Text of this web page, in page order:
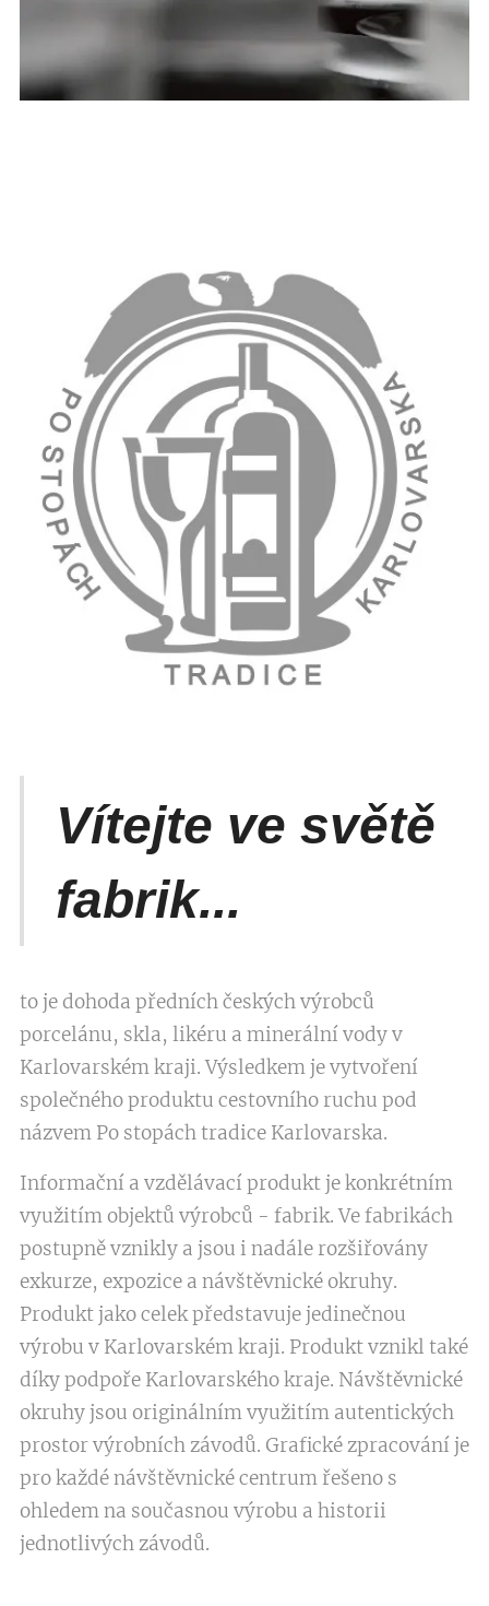
Vítejte ve světě
fabrik...
to je dohoda předních českých výrobců
porcelánu, skla, likéru a minerální vody v
Karlovarském kraji. Výsledkem je vytvoření
společného produktu cestovního ruchu pod
názvem Po stopách tradice Karlovarska.
Informační a vzdělávací produkt je konkrétním
využitím objektů výrobců - fabrik. Ve fabrikách
postupně vznikly a jsou i nadále rozšiřovány
exkurze, expozice a návštěvnické okruhy.
Produkt jako celek představuje jedinečnou
výrobu v Karlovarském kraji. Produkt vznikl také
díky podpoře Karlovarského kraje. Návštěvnické
okruhy jsou originálním využitím autentických
prostor výrobních závodů. Grafické zpracování je
pro každé návštěvnické centrum řešeno s
ohledem na současnou výrobu a historii
jednotlivých závodů.